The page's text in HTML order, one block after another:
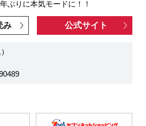
ぶりに本気モードに！！
み 公式サイト
込）